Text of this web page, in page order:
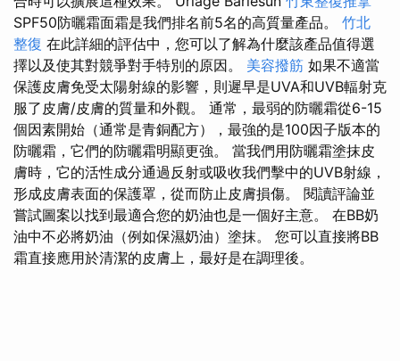
SPF50防曬霜面霜是我們排名前5名的高質量產品。 竹北
整復 在此詳細的評估中，您可以了解為什麼該產品值得選
擇以及使其對競爭對手特別的原因。 美容撥筋 如果不適當
保護皮膚免受太陽射線的影響，則遲早是UVA和UVB輻射克
服了皮膚/皮膚的質量和外觀。 通常，最弱的防曬霜從6-15
個因素開始（通常是青銅配方），最強的是100因子版本的
防曬霜，它們的防曬霜明顯更強。 當我們用防曬霜塗抹皮
膚時，它的活性成分通過反射或吸收我們擊中的UVB射線，
形成皮膚表面的保護罩，從而防止皮膚損傷。 閱讀評論並
嘗試圖案以找到最適合您的奶油也是一個好主意。 在BB奶
油中不必將奶油（例如保濕奶油）塗抹。 您可以直接將BB
霜直接應用於清潔的皮膚上，最好是在調理後。